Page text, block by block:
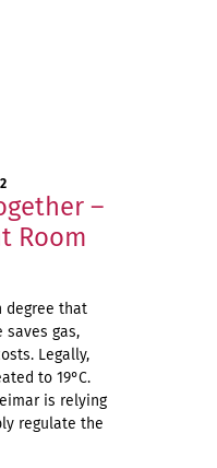
–
Room
degree that
saves gas,
Legally,
to 19°C.
is relying
regulate the